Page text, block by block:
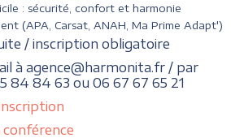
: sécurité, confort et harmonie
(APA, Carsat, ANAH, Ma Prime Adapt')
/ inscription obligatoire
à agence@harmonita.fr / par
84 84 63 ou 06 67 67 65 21